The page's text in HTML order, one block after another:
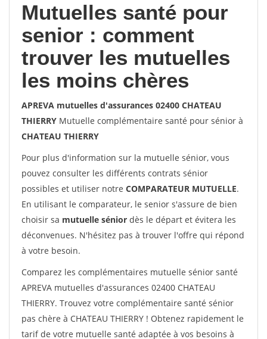
Mutuelles santé pour
senior : comment
trouver les mutuelles
les moins chères
APREVA mutuelles d'assurances 02400 CHATEAU
THIERRY Mutuelle complémentaire santé pour sénior à
CHATEAU THIERRY
Pour plus d'information sur la mutuelle sénior, vous
pouvez consulter les différents contrats sénior
possibles et utiliser notre COMPARATEUR MUTUELLE.
En utilisant le comparateur, le senior s'assure de bien
choisir sa mutuelle sénior dès le départ et évitera les
déconvenues. N'hésitez pas à trouver l'offre qui répond
à votre besoin.
Comparez les complémentaires mutuelle sénior santé
APREVA mutuelles d'assurances 02400 CHATEAU
THIERRY. Trouvez votre complémentaire santé sénior
pas chère à CHATEAU THIERRY ! Obtenez rapidement le
tarif de votre mutuelle santé adaptée à vos besoins à